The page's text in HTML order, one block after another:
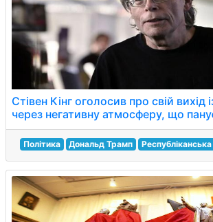
Стівен Кінг оголосив про свій вихід
через негативну атмосферу, що
Політика Дональд Трамп